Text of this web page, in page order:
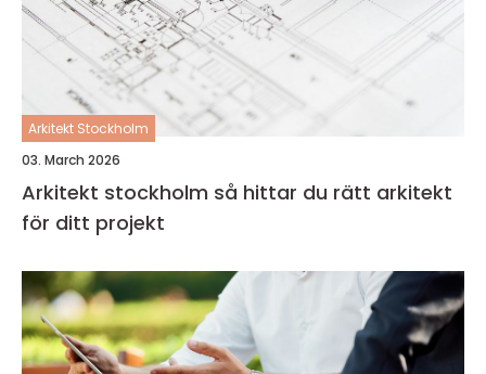
Arkitekt Stockholm
03. March 2026
Arkitekt stockholm så hittar du rätt arkitekt
för ditt projekt